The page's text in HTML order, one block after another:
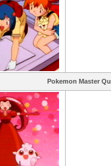
Pokemon Master